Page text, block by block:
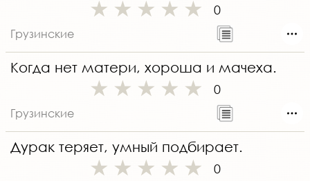
0
Грузинские
Когда нет матери, хороша и мачеха.
0
Грузинские
Дурак теряет, умный подбирает.
0